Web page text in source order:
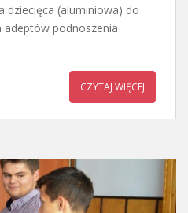
dziecięca (aluminiowa) do
adeptów podnoszenia
CZYTAJ WIĘCEJ